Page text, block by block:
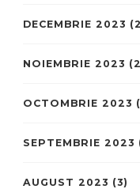
DECEMBRIE 2023
NOIEMBRIE 2023
OCTOMBRIE 2023
SEPTEMBRIE 2023
AUGUST 2023 (3)